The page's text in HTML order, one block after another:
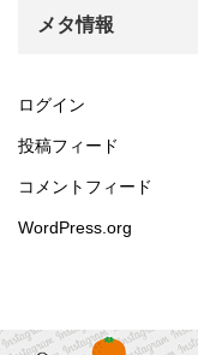
メタ情報
ログイン
投稿フィード
コメントフィード
WordPress.org